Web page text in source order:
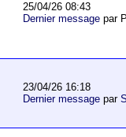
25/04/26 08:43
Dernier messagepar
23/04/26 16:18
Dernier messagepar